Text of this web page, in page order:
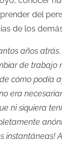
del
de los
años
de trabajo
cómo podía
era
ni siquiera
instantáneas!